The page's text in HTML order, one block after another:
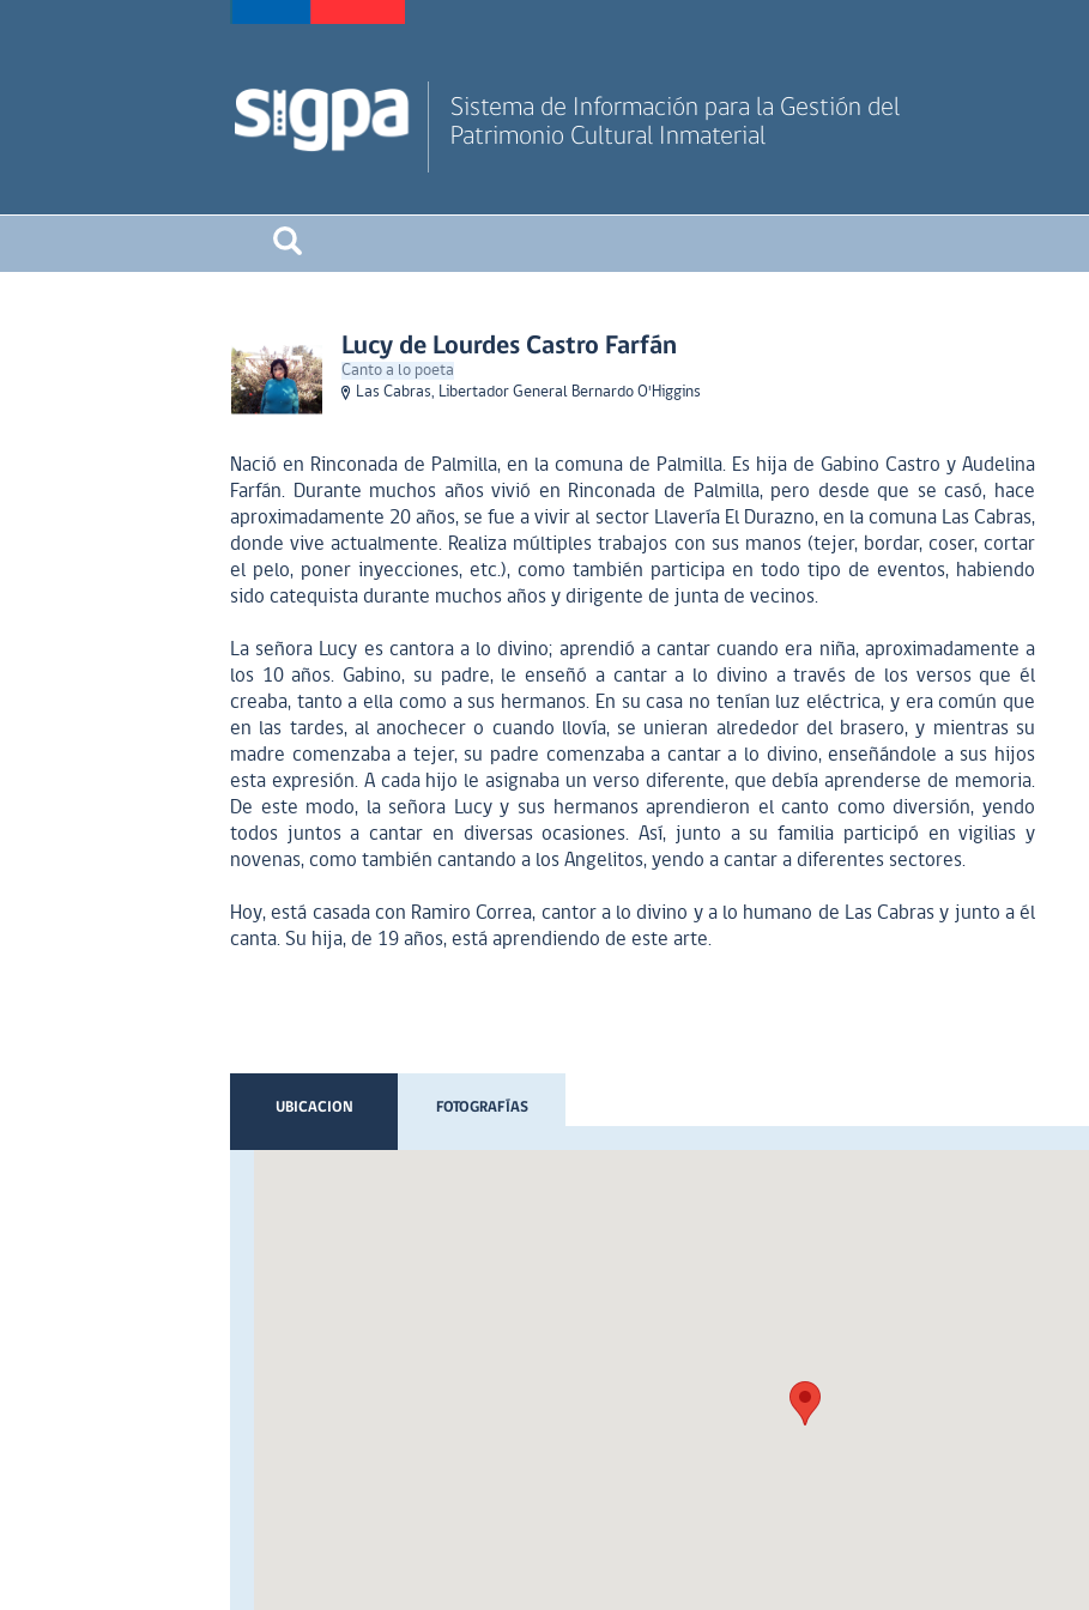
Sistema de Información para la Gestión del
Patrimonio Cultural Inmaterial
Lucy de Lourdes Castro Farfán
Canto a lo poeta
Las Cabras, Libertador General Bernardo O'Higgins
Nació en Rinconada de Palmilla, en la comuna de Palmilla. Es hija de Gabino Castro y Audelina
Farfán. Durante muchos años vivió en Rinconada de Palmilla, pero desde que se casó, hace
aproximadamente 20 años, se fue a vivir al sector Llavería El Durazno, en la comuna Las Cabras,
donde vive actualmente. Realiza múltiples trabajos con sus manos (tejer, bordar, coser, cortar
el pelo, poner inyecciones, etc.), como también participa en todo tipo de eventos, habiendo
sido catequista durante muchos años y dirigente de junta de vecinos.
La señora Lucy es cantora a lo divino; aprendió a cantar cuando era niña, aproximadamente a
los 10 años. Gabino, su padre, le enseñó a cantar a lo divino a través de los versos que él
creaba, tanto a ella como a sus hermanos. En su casa no tenían luz eléctrica, y era común que
en las tardes, al anochecer o cuando llovía, se unieran alrededor del brasero, y mientras su
madre comenzaba a tejer, su padre comenzaba a cantar a lo divino, enseñándole a sus hijos
esta expresión. A cada hijo le asignaba un verso diferente, que debía aprenderse de memoria.
De este modo, la señora Lucy y sus hermanos aprendieron el canto como diversión, yendo
todos juntos a cantar en diversas ocasiones. Así, junto a su familia participó en vigilias y
novenas, como también cantando a los Angelitos, yendo a cantar a diferentes sectores.
Hoy, está casada con Ramiro Correa, cantor a lo divino y a lo humano de Las Cabras y junto a él
canta. Su hija, de 19 años, está aprendiendo de este arte.
UBICACION FOTOGRAFÍAS